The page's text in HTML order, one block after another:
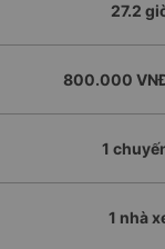
27.2
800.000
1
1 nhà